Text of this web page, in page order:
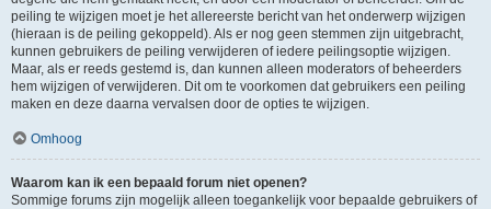
peiling te wijzigen moet je het allereerste bericht van het onderwerp wijzigen
(hieraan is de peiling gekoppeld). Als er nog geen stemmen zijn uitgebracht,
kunnen gebruikers de peiling verwijderen of iedere peilingsoptie wijzigen.
Maar, als er reeds gestemd is, dan kunnen alleen moderators of beheerders
hem wijzigen of verwijderen. Dit om te voorkomen dat gebruikers een peiling
maken en deze daarna vervalsen door de opties te wijzigen.
Omhoog
Waarom kan ik een bepaald forum niet openen?
Sommige forums zijn mogelijk alleen toegankelijk voor bepaalde gebruikers of